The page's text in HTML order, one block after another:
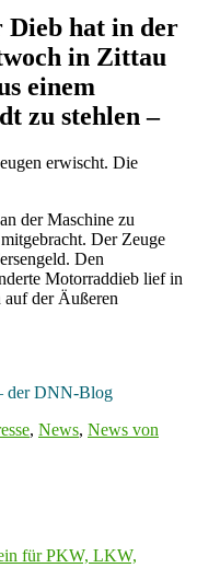
Dieb hat in der
in Zittau
einem
zu stehlen –
erwischt. Die
der Maschine zu
Der Zeuge
Den
Motorraddieb lief in
der Äußeren
der DNN-Blog
, News, News von